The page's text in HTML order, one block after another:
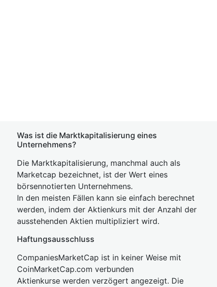
Was ist die Marktkapitalisierung eines
Unternehmens?
Die Marktkapitalisierung, manchmal auch als
Marketcap bezeichnet, ist der Wert eines
börsennotierten Unternehmens.
In den meisten Fällen kann sie einfach berechnet
werden, indem der Aktienkurs mit der Anzahl der
ausstehenden Aktien multipliziert wird.
Haftungsausschluss
CompaniesMarketCap ist in keiner Weise mit
CoinMarketCap.com verbunden
Aktienkurse werden verzögert angezeigt. Die